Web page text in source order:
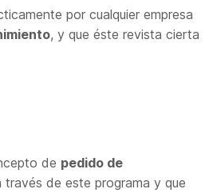
por cualquier empresa
, y que éste revista cierta
de pedido de
de este programa y que